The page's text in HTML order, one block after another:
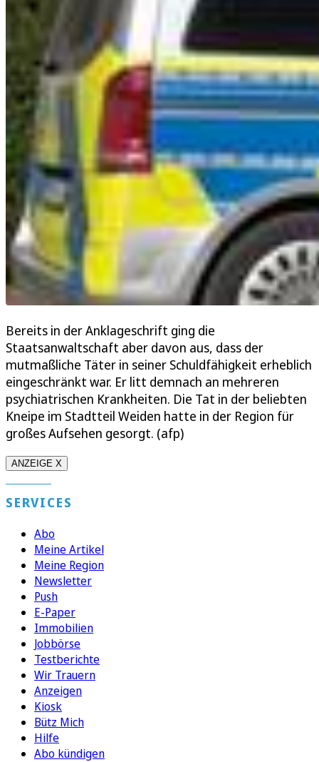
Bereits in der Anklageschrift ging die
Staatsanwaltschaft aber davon aus, dass der
mutmaßliche Täter in seiner Schuldfähigkeit erheblich
eingeschränkt war. Er litt demnach an mehreren
psychiatrischen Krankheiten. Die Tat in der beliebten
Kneipe im Stadtteil Weiden hatte in der Region für
großes Aufsehen gesorgt. (afp)
ANZEIGE X
SERVICES
Abo
Meine Artikel
Meine Region
Newsletter
Push
E-Paper
Immobilien
Jobbörse
Testberichte
Wir Trauern
Anzeigen
Kiosk
Bütz Mich
Hilfe
Abo kündigen